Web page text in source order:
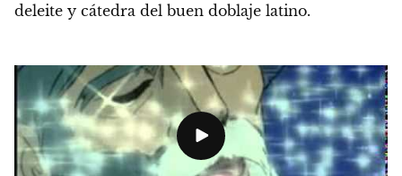
deleite y cátedra del buen doblaje latino.